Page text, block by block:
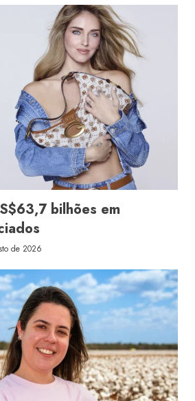
bilhões em
de 2026